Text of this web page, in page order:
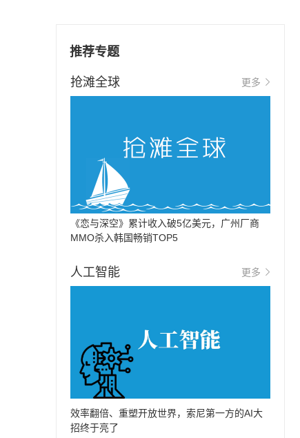
推荐专题
抢滩全球 更多
《恋与深空》累计收入破5亿美元，广州厂商
MMO杀入韩国畅销TOP5
人工智能 更多
效率翻倍、重塑开放世界，索尼第一方的AI大
招终于亮了